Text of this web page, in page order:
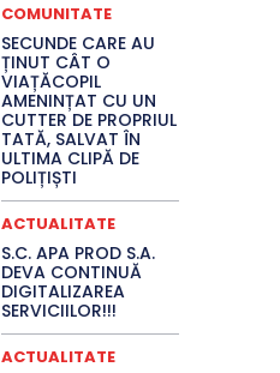
COMUNITATE
SECUNDE CARE AU
ȚINUT CÂT O
VIAȚĂCOPIL
AMENINȚAT CU UN
CUTTER DE PROPRIUL
TATĂ, SALVAT ÎN
ULTIMA CLIPĂ DE
POLIȚIȘTI
ACTUALITATE
S.C. APA PROD S.A.
DEVA CONTINUĂ
DIGITALIZAREA
SERVICIILOR!!!
ACTUALITATE